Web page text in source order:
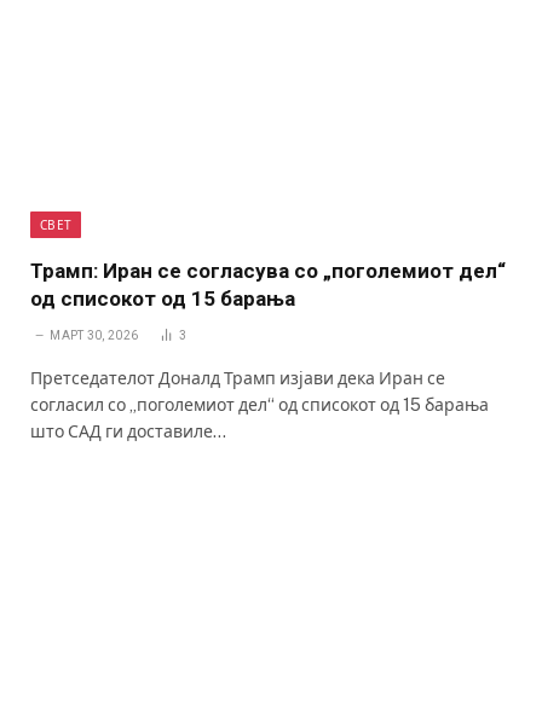
СВЕТ
Трамп: Иран се согласува со „поголемиот дел“
од списокот од 15 барања
МАРТ 30, 2026 3
Претседателот Доналд Трамп изјави дека Иран се
согласил со „поголемиот дел“ од списокот од 15 барања
што САД ги доставиле…